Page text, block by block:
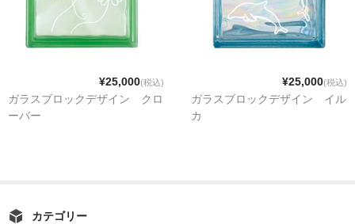
¥25,000(税込)
ガラスブロックデザイン クロ
ーバー
¥25,000(税込)
ガラスブロックデザイン イル
カ
カテゴリー